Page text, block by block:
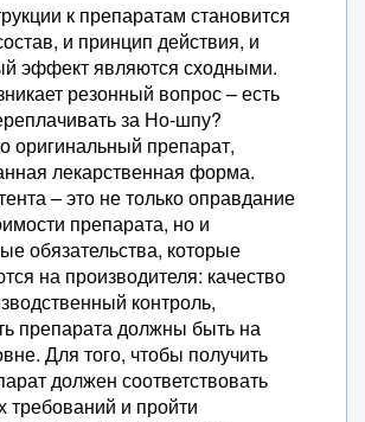
к препаратам становится
и принцип действия, и
эффект являются сходными.
резонный вопрос – есть
за Но-шпу?
оригинальный препарат,
лекарственная форма.
– это не только оправдание
препарата, но и
обязательства, которые
на производителя: качество
контроль,
препарата должны быть на
Для того, чтобы получить
должен соответствовать
требований и пройти